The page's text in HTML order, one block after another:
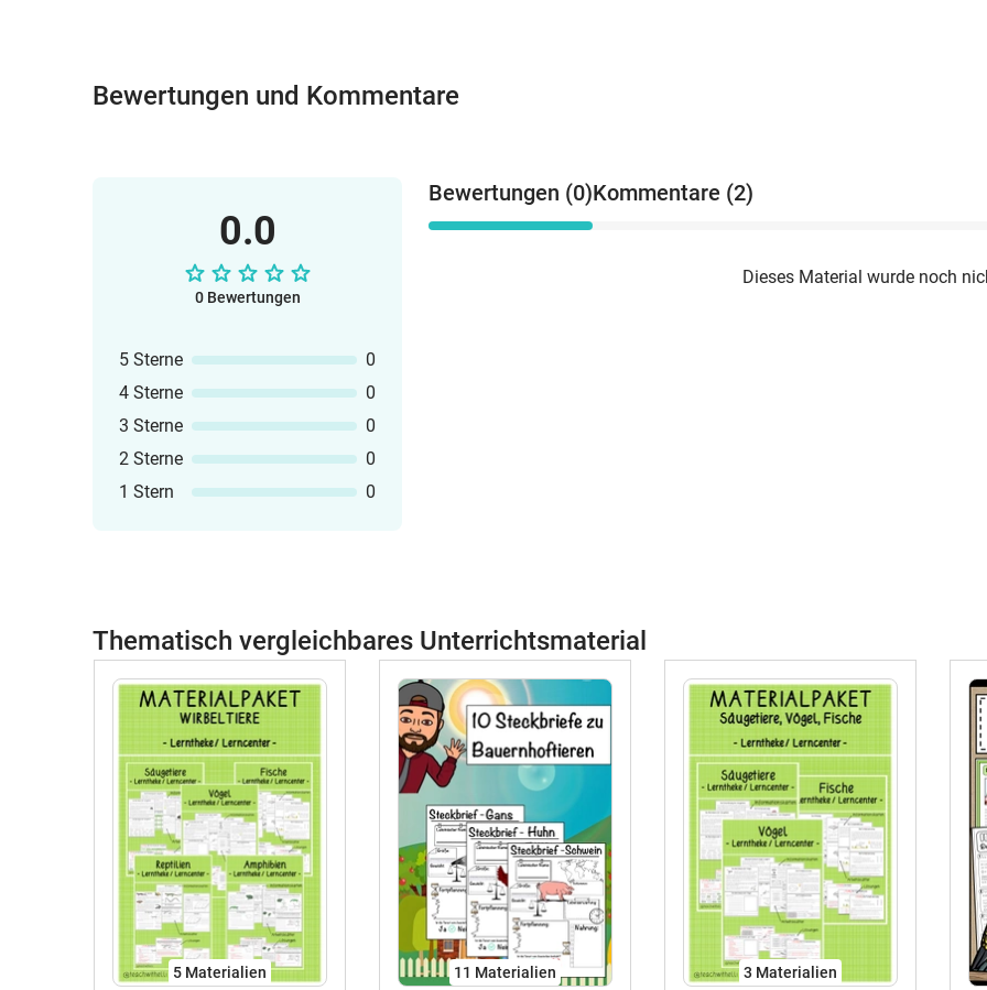
Bewertungen und Kommentare
0.0
0 Bewertungen
5 Sterne
0
4 Sterne
0
3 Sterne
0
2 Sterne
0
1 Stern
0
Bewertungen (0)Kommentare (2)
Dieses Material wurde noch
Thematisch vergleichbares Unterrichtsmaterial
5 Materialien 11 Materialien 3 Materialien